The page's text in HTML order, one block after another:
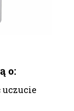
o:
uczucie